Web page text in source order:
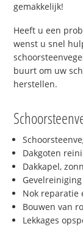
gemakkelijk!
Heeft u een
wenst u snel
buurt om uw
herstellen.
Dakgoten
Dakkapel,
Gevelreiniging
Nok reparatie
Bouwen van
Lekkages